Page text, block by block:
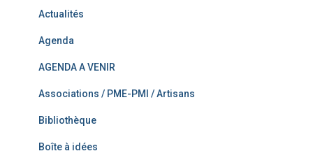
Actualités
Agenda
AGENDA A VENIR
Associations / PME-PMI / Artisans
Bibliothèque
Boîte à idées